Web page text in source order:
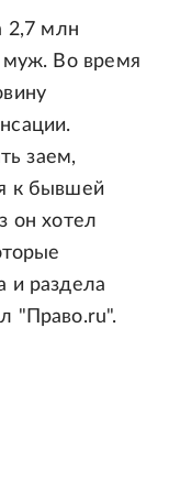
2,7 млн
муж. Во время
заем,
к бывшей
он хотел
и раздела
"Право.ru".